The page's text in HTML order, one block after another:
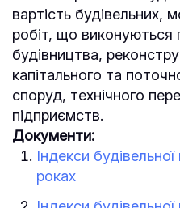
вартість будівельних,
робіт, що виконуються
будівництва,
капітального та
споруд, технічного
підприємств.
Документи:
Індекси
роках